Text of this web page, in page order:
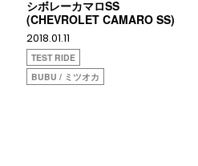
シボレーカマロSS
(CHEVROLET CAMARO SS)
2018.01.11
TEST RIDE
BUBU / ミツオカ